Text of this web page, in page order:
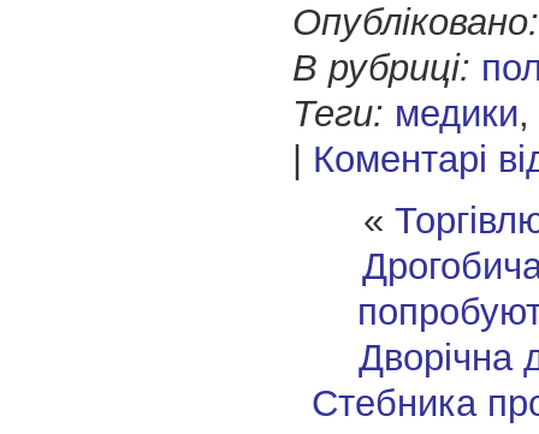
Опубліковано:
В рубриці:
Теги: медики,
Коментарі
«
Дворічна
Стебника